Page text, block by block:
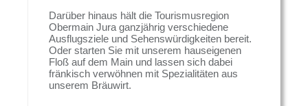
Darüber hinaus hält die Tourismusregion
Obermain Jura ganzjährig verschiedene
Ausflugsziele und Sehenswürdigkeiten bereit.
Oder starten Sie mit unserem hauseigenen
Floß auf dem Main und lassen sich dabei
fränkisch verwöhnen mit Spezialitäten aus
unserem Bräuwirt.